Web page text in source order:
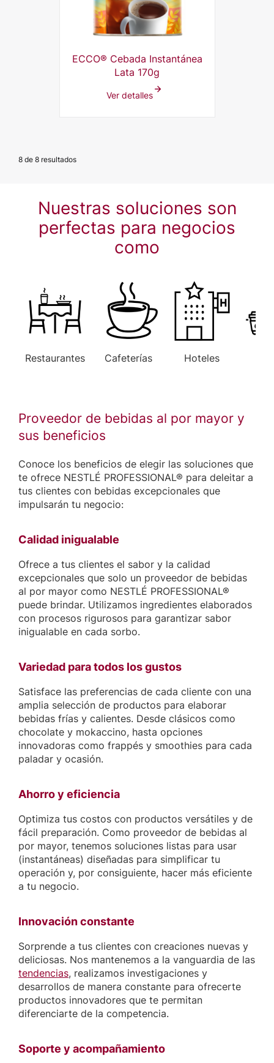
ECCO® Cebada Instantánea
Lata 170g
Ver detalles
8 de 8 resultados
Nuestras soluciones son
perfectas para negocios
como
Restaurantes Cafeterías Hoteles
Proveedor de bebidas al por mayor y
sus beneficios
Conoce los beneficios de elegir las soluciones que
te ofrece NESTLÉ PROFESSIONAL® para deleitar a
tus clientes con bebidas excepcionales que
impulsarán tu negocio:
Calidad inigualable
Ofrece a tus clientes el sabor y la calidad
excepcionales que solo un proveedor de bebidas
al por mayor como NESTLÉ PROFESSIONAL®
puede brindar. Utilizamos ingredientes elaborados
con procesos rigurosos para garantizar sabor
inigualable en cada sorbo.
Variedad para todos los gustos
Satisface las preferencias de cada cliente con una
amplia selección de productos para elaborar
bebidas frías y calientes. Desde clásicos como
chocolate y mokaccino, hasta opciones
innovadoras como frappés y smoothies para cada
paladar y ocasión.
Ahorro y eficiencia
Optimiza tus costos con productos versátiles y de
fácil preparación. Como proveedor de bebidas al
por mayor, tenemos soluciones listas para usar
(instantáneas) diseñadas para simplificar tu
operación y, por consiguiente, hacer más eficiente
a tu negocio.
Innovación constante
Sorprende a tus clientes con creaciones nuevas y
deliciosas. Nos mantenemos a la vanguardia de las
tendencias, realizamos investigaciones y
desarrollos de manera constante para ofrecerte
productos innovadores que te permitan
diferenciarte de la competencia.
Soporte y acompañamiento